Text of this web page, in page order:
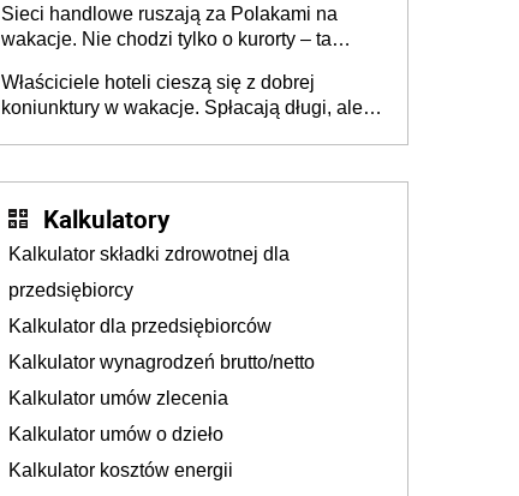
Sieci handlowe ruszają za Polakami na
wakacje. Nie chodzi tylko o kurorty – ta
tam, gdzie wielu spędzi urlop po cichu
Właściciele hoteli cieszą się z dobrej
koniunktury w wakacje. Spłacają długi, ale
Kalkulatory
Kalkulator składki zdrowotnej dla
przedsiębiorcy
Kalkulator dla przedsiębiorców
Kalkulator wynagrodzeń brutto/netto
Kalkulator umów zlecenia
Kalkulator umów o dzieło
Kalkulator kosztów energii